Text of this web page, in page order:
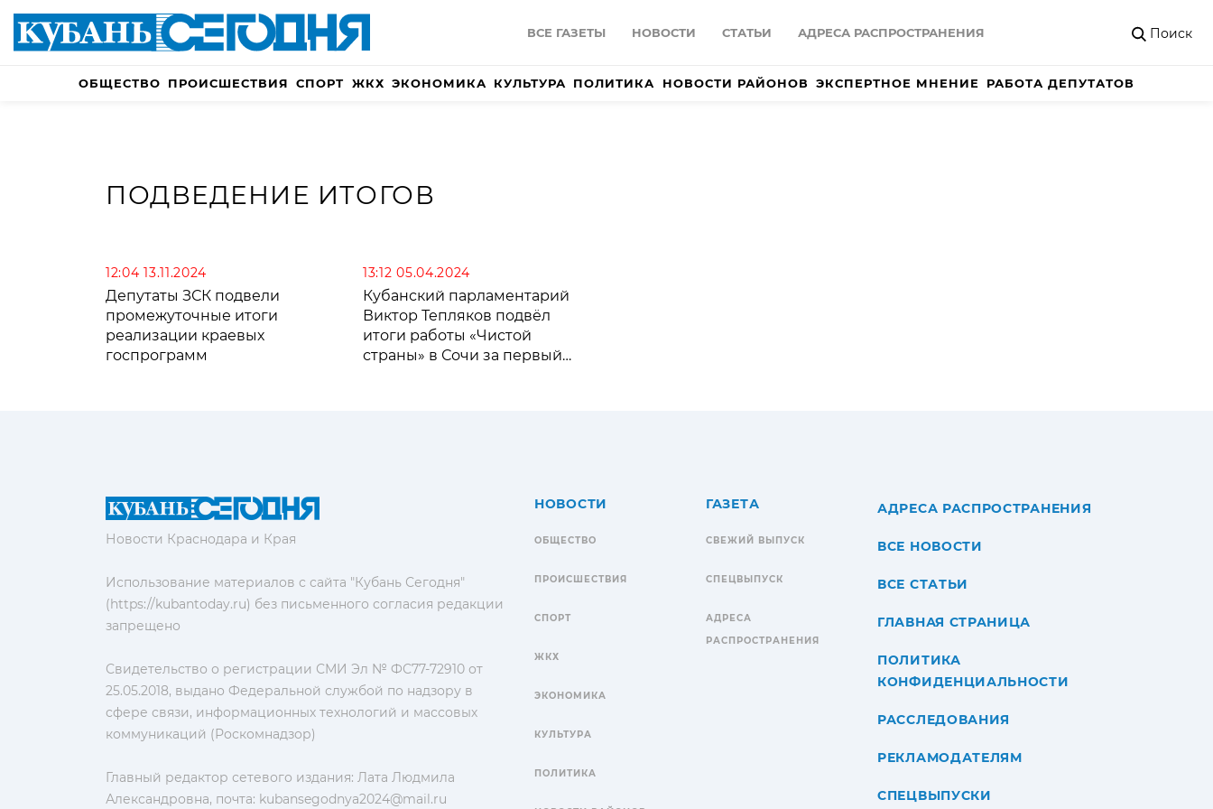
ВСЕ ГАЗЕТЫ НОВОСТИ СТАТЬИ АДРЕСА РАСПРОСТРАНЕНИЯ Поиск
ОБЩЕСТВО ПРОИСШЕСТВИЯ СПОРТ ЖКХ ЭКОНОМИКА КУЛЬТУРА ПОЛИТИКА НОВОСТИ РАЙОНОВ ЭКСПЕРТНОЕ МНЕНИЕ РАБОТА ДЕПУТАТОВ
ПОДВЕДЕНИЕ ИТОГОВ
12:04 13.11.2024
Депутаты ЗСК подвели
промежуточные итоги
реализации краевых
госпрограмм
13:12 05.04.2024
Кубанский парламентарий
Виктор Тепляков подвёл
итоги работы «Чистой
страны» в Сочи за первый
Новости Краснодара и Края
Использование материалов с сайта "Кубань Сегодня"
(https://kubantoday.ru) без письменного согласия редакции
запрещено
Свидетельство о регистрации СМИ Эл № ФС77-72910 от
25.05.2018, выдано Федеральной службой по надзору в
сфере связи, информационных технологий и массовых
коммуникаций (Роскомнадзор)
Главный редактор сетевого издания: Лата Людмила
Александровна, почта: kubansegodnya2024@mail.ru
НОВОСТИ
ОБЩЕСТВО
ПРОИСШЕСТВИЯ
СПОРТ
ЖКХ
ЭКОНОМИКА
КУЛЬТУРА
ПОЛИТИКА
ГАЗЕТА
СВЕЖИЙ ВЫПУСК
СПЕЦВЫПУСК
АДРЕСА
РАСПРОСТРАНЕНИЯ
АДРЕСА РАСПРОСТРАНЕНИЯ
ВСЕ НОВОСТИ
ВСЕ СТАТЬИ
ГЛАВНАЯ СТРАНИЦА
ПОЛИТИКА
КОНФИДЕНЦИАЛЬНОСТИ
РАССЛЕДОВАНИЯ
РЕКЛАМОДАТЕЛЯМ
СПЕЦВЫПУСКИ